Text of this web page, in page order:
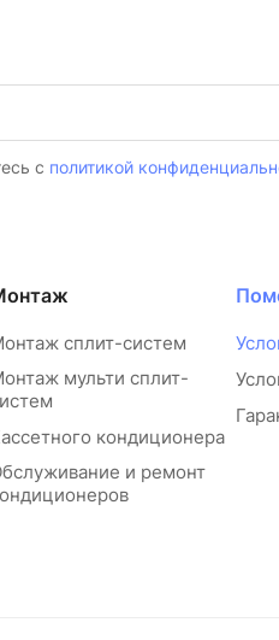
с политикой
сплит-систем
мульти сплит-
кондиционера
и ремонт